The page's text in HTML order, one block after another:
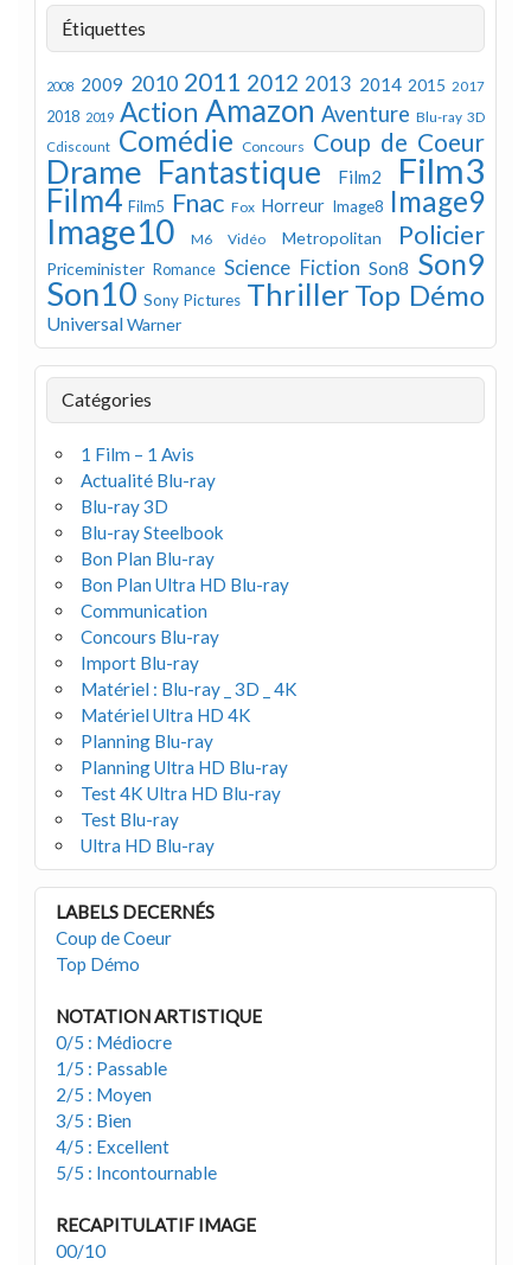
Étiquettes
2008 2009 2010 2011 2012 2013 2014 2015 2017
2018 2019 Action Amazon Aventure Blu-ray 3D
Cdiscount Comédie Concours Coup de Coeur
Drame Fantastique Film2 Film3
Film4 Film5 Fnac Fox Horreur Image8 Image9
Image10 M6 Vidéo Metropolitan Policier
Priceminister Romance Science Fiction Son8 Son9
Son10 Sony Pictures Thriller Top Démo
UniversalWarner
Catégories
1 Film – 1 Avis
Actualité Blu-ray
Blu-ray 3D
Blu-ray Steelbook
Bon Plan Blu-ray
Bon Plan Ultra HD Blu-ray
Communication
Concours Blu-ray
Import Blu-ray
Matériel : Blu-ray _ 3D _ 4K
Matériel Ultra HD 4K
Planning Blu-ray
Planning Ultra HD Blu-ray
Test 4K Ultra HD Blu-ray
Test Blu-ray
Ultra HD Blu-ray
LABELS DECERNÉS
Coup de Coeur
Top Démo
NOTATION ARTISTIQUE
0/5 : Médiocre
1/5 : Passable
2/5 : Moyen
3/5 : Bien
4/5 : Excellent
5/5 : Incontournable
RECAPITULATIF IMAGE
00/10